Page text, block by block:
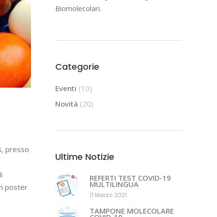
presso
poster
Biomolecolari.
Categorie
Eventi (10)
Novità (20)
Ultime Notizie
REFERTI TEST COVID-19
MULTILINGUA
11 Marzo 2021
TAMPONE MOLECOLARE